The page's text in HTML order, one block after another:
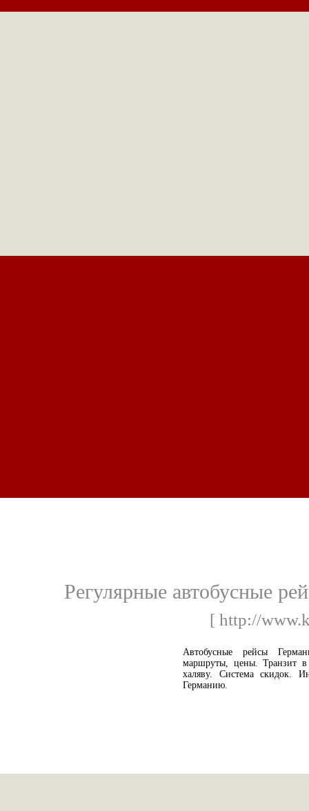
Регулярные автобусные
[ http://
Автобусные рейсы
маршруты, цены. Транзит
халяву. Система
Германию.